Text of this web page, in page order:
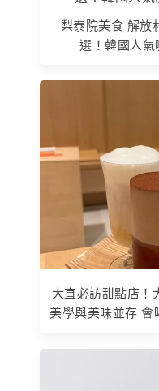
梨泰院美食 解放
選！韓國人
大直必訪甜點店！
美學與美味並存 會